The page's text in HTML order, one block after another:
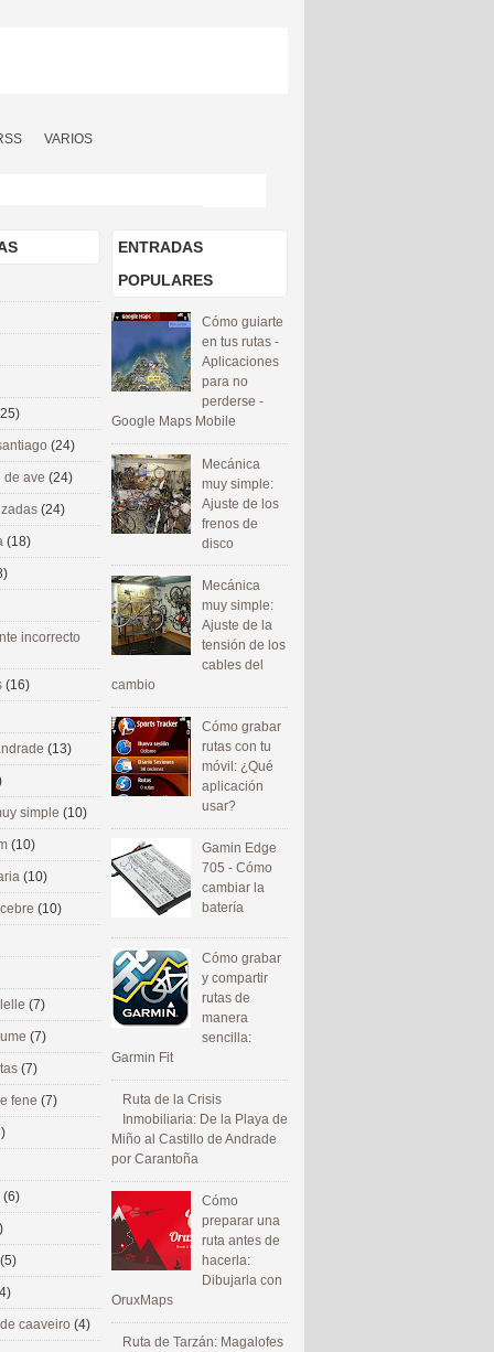
VARIOS
ENTRADAS
POPULARES
Cómo guiarte
en tus rutas -
Aplicaciones
para no
perderse -
Google Maps Mobile
Mecánica
muy simple:
Ajuste de los
frenos de
disco
Mecánica
muy simple:
Ajuste de la
tensión de los
cables del
cambio
Cómo grabar
rutas con tu
móvil: ¿Qué
aplicación
usar?
Gamin Edge
705 - Cómo
cambiar la
batería
Cómo grabar
y compartir
rutas de
manera
sencilla:
Garmin Fit
Ruta de la Crisis
Inmobiliaria: De la Playa de
Miño al Castillo de Andrade
por Carantoña
Cómo
preparar una
ruta antes de
hacerla:
Dibujarla con
OruxMaps
Ruta de Tarzán: Magalofes
(24)
de ave (24)
(24)
(18)
incorrecto
(16)
(13)
simple (10)
(10)
(10)
(10)
(7)
(7)
(7)
fene (7)
(6)
(5)
caaveiro (4)